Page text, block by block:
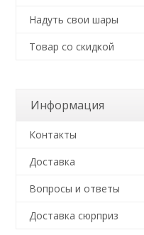
Надуть свои шары
Товар со скидкой
Информация
Контакты
Доставка
Вопросы и ответы
Доставка сюрприз